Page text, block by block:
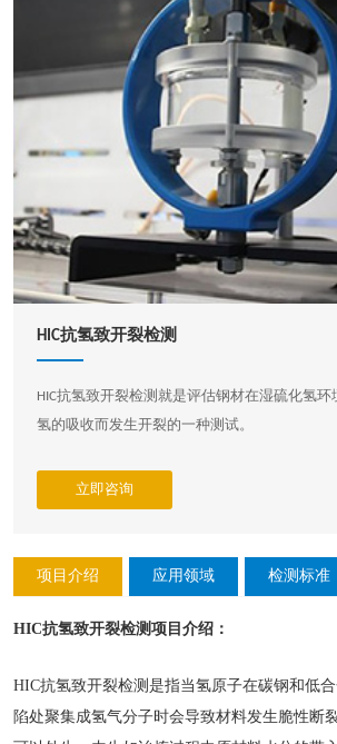
HIC抗氢致开裂检测
HIC抗氢致开裂检测就是评估钢材在湿硫化氢
氢的吸收而发生开裂的一种测试。
立即咨询
项目介绍 应用领域 检测标准
HIC抗氢致开裂检测项目介绍 ：
HIC抗氢致开裂检测是指当氢原子在碳钢和低
陷处聚集成氢气分子时会导致材料发生脆性断